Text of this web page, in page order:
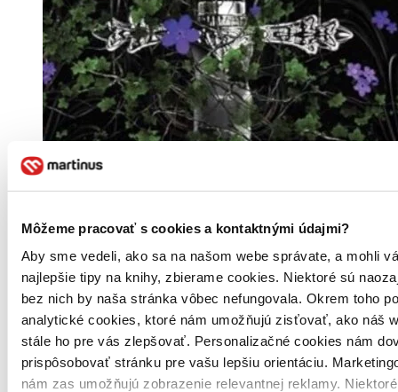
Môžeme pracovať s cookies a kontaktnými údajmi?
Aby sme vedeli, ako sa na našom webe správate, a mohli
najlepšie tipy na knihy, zbierame cookies. Niektoré sú
bez nich by naša stránka vôbec nefungovala. Okrem toho
analytické cookies, ktoré nám umožňujú zisťovať, ako náš
stále ho pre vás zlepšovať. Personalizačné cookies nám
prispôsobovať stránku pre vašu lepšiu orientáciu.
nám zas umožňujú zobrazenie relevantnej reklamy.
Pevná väzba
Angličtina, 2024
Viac ako 30 dní
Tento produkt je na objednávku a jeho dodanie môže trvať aj
viac ako 30 dní. Urobíme však všetko pre to, aby sme vašu
objednávku odoslali čo najskôr a o jej ceste vás budeme včas
informovať.